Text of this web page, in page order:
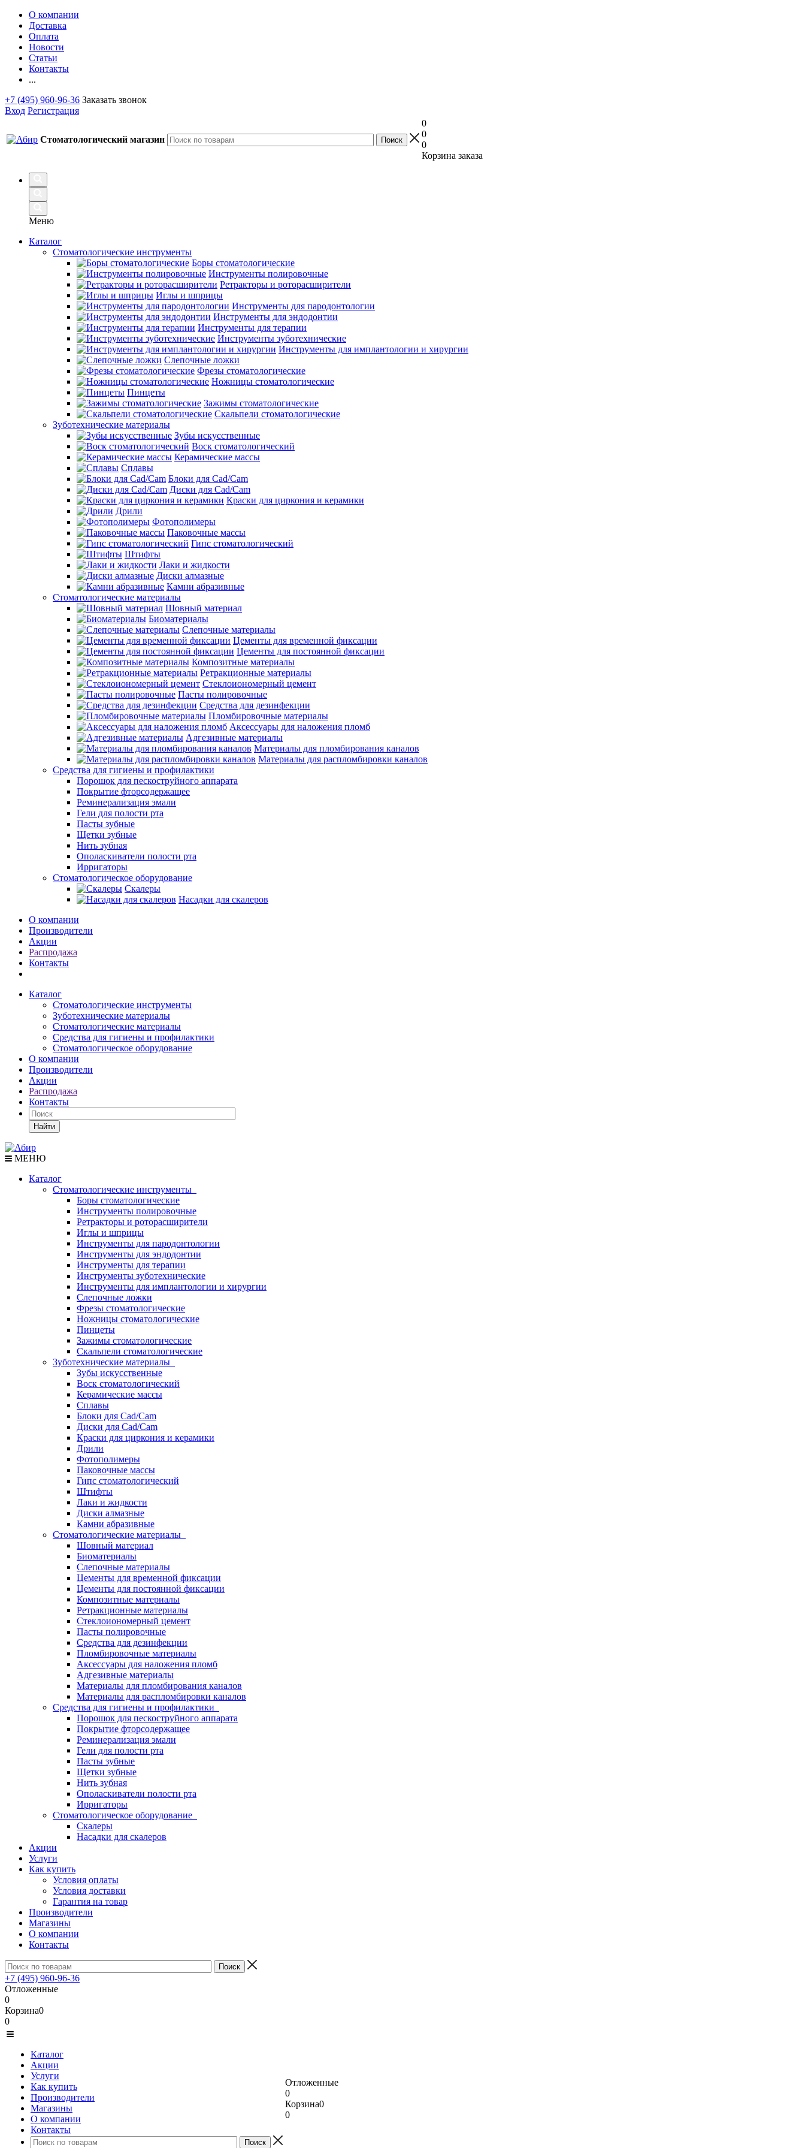
О компании
Доставка
Оплата
Новости
Статьи
Контакты
...
+7 (495) 960-96-36 Заказать звонок
Вход Регистрация
Стоматологический магазин
0
0
0
Корзина заказа
Меню
Каталог
Стоматологические инструменты
Боры стоматологические
Инструменты полировочные
Ретракторы и роторасширители
Иглы и шприцы
Инструменты для пародонтологии
Инструменты для эндодонтии
Инструменты для терапии
Инструменты зуботехнические
Инструменты для имплантологии и хирургии
Слепочные ложки
Фрезы стоматологические
Ножницы стоматологические
Пинцеты
Зажимы стоматологические
Скальпели стоматологические
Зуботехнические материалы
Зубы искусственные
Воск стоматологический
Керамические массы
Сплавы
Блоки для Cad/Cam
Диски для Cad/Cam
Краски для циркония и керамики
Дрили
Фотополимеры
Паковочные массы
Гипс стоматологический
Штифты
Лаки и жидкости
Диски алмазные
Камни абразивные
Стоматологические материалы
Шовный материал
Биоматериалы
Слепочные материалы
Цементы для временной фиксации
Цементы для постоянной фиксации
Композитные материалы
Ретракционные материалы
Стеклоиономерный цемент
Пасты полировочные
Средства для дезинфекции
Пломбировочные материалы
Аксессуары для наложения пломб
Адгезивные материалы
Материалы для пломбирования каналов
Материалы для распломбировки каналов
Средства для гигиены и профилактики
Порошок для пескоструйного аппарата
Покрытие фторсодержащее
Реминерализация эмали
Гели для полости рта
Пасты зубные
Щетки зубные
Нить зубная
Ополаскиватели полости рта
Ирригаторы
Стоматологическое оборудование
Скалеры
Насадки для скалеров
О компании
Производители
Акции
Распродажа
Контакты
Каталог
Стоматологические инструменты
Зуботехнические материалы
Стоматологические материалы
Средства для гигиены и профилактики
Стоматологическое оборудование
О компании
Производители
Акции
Распродажа
Контакты
Найти
МЕНЮ
Каталог
Стоматологические инструменты
Боры стоматологические
Инструменты полировочные
Ретракторы и роторасширители
Иглы и шприцы
Инструменты для пародонтологии
Инструменты для эндодонтии
Инструменты для терапии
Инструменты зуботехнические
Инструменты для имплантологии и хирургии
Слепочные ложки
Фрезы стоматологические
Ножницы стоматологические
Пинцеты
Зажимы стоматологические
Скальпели стоматологические
Зуботехнические материалы
Зубы искусственные
Воск стоматологический
Керамические массы
Сплавы
Блоки для Cad/Cam
Диски для Cad/Cam
Краски для циркония и керамики
Дрили
Фотополимеры
Паковочные массы
Гипс стоматологический
Штифты
Лаки и жидкости
Диски алмазные
Камни абразивные
Стоматологические материалы
Шовный материал
Биоматериалы
Слепочные материалы
Цементы для временной фиксации
Цементы для постоянной фиксации
Композитные материалы
Ретракционные материалы
Стеклоиономерный цемент
Пасты полировочные
Средства для дезинфекции
Пломбировочные материалы
Аксессуары для наложения пломб
Адгезивные материалы
Материалы для пломбирования каналов
Материалы для распломбировки каналов
Средства для гигиены и профилактики
Порошок для пескоструйного аппарата
Покрытие фторсодержащее
Реминерализация эмали
Гели для полости рта
Пасты зубные
Щетки зубные
Нить зубная
Ополаскиватели полости рта
Ирригаторы
Стоматологическое оборудование
Скалеры
Насадки для скалеров
Акции
Услуги
Как купить
Условия оплаты
Условия доставки
Гарантия на товар
Производители
Магазины
О компании
Контакты
+7 (495) 960-96-36
Отложенные
0
Корзина0
0
Каталог
Акции
Услуги
Как купить
Производители
Магазины
О компании
Контакты
Отложенные
0
Корзина0
0